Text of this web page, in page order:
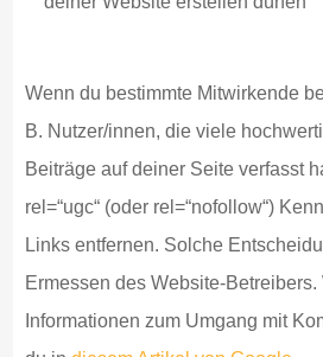
Wenn du bestimmte Mitwirkende
B. Nutzer/innen, die viele
Beiträge auf deiner Seite verfasst
rel=“ugc“ (oder rel=“nofollow“)
Links entfernen. Solche
Ermessen des Website-Betreibers.
Informationen zum Umgang mit